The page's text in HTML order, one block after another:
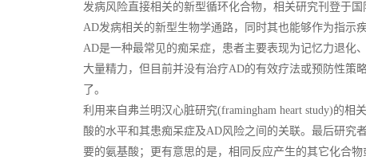
发病风险直接相关的新型循环化合物，相关研究刊登于
AD发病相关的新型生物学通路，同时其也能够作为指示
AD是一种最常见的痴呆症，患者主要表现为记忆力退化
大量精力，但目前并没有治疗AD的有效疗法或预防性策
了。
利用来自弗兰明汉心脏研究(framingham heart study)的
酸的水平和其患痴呆症及AD风险之间的关联。最后研究
要的氨基酸；更有意思的是，相同反应产生的其它化合